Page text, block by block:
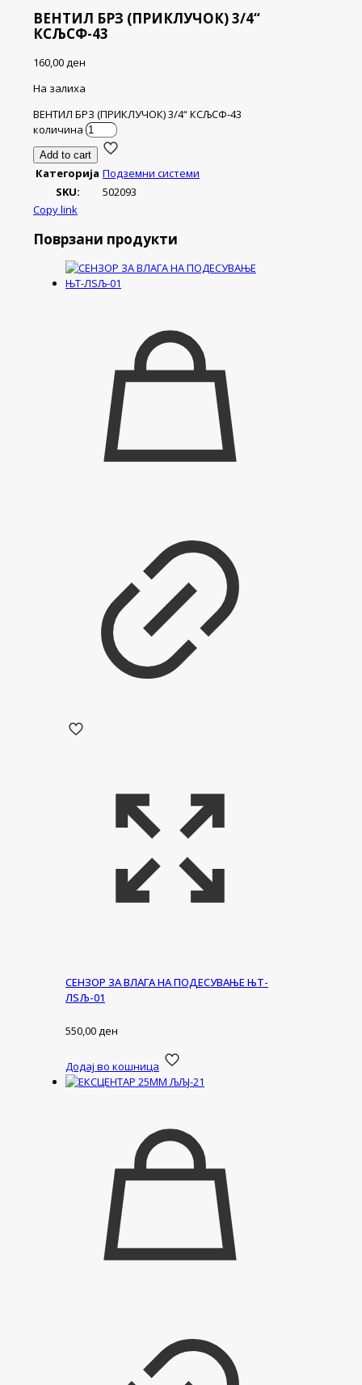
ВЕНТИЛ БРЗ (ПРИКЛУЧОК) 3/4“
КСЉСФ-43
160,00ден
На залиха
ВЕНТИЛ БРЗ (ПРИКЛУЧОК) 3/4“ КСЉСФ-43
количина
Add to cart
Категорија Подземни системи
SKU:
502093
Copy link
Поврзани продукти
СЕНЗОР ЗА ВЛАГА НА ПОДЕСУВАЊЕ ЊТ-
ЛЅЉ-01
550,00ден
Додај во кошница